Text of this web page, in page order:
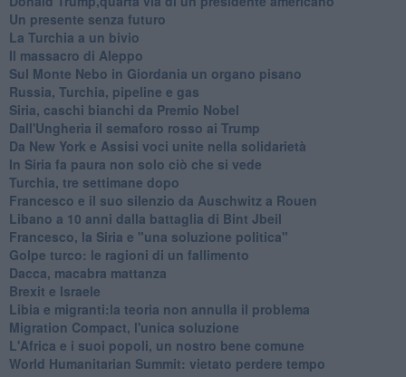
Un presente senza futuro
La Turchia a un bivio
Il massacro di Aleppo
Sul Monte Nebo in Giordania un organo pisano
Russia, Turchia, pipeline e gas
Siria, caschi bianchi da Premio Nobel
Dall'Ungheria il semaforo rosso ai Trump
Da New York e Assisi voci unite nella solidarietà
In Siria fa paura non solo ciò che si vede
Turchia, tre settimane dopo
Francesco e il suo silenzio da Auschwitz a Rouen
Libano a 10 anni dalla battaglia di Bint Jbeil
Francesco, la Siria e "una soluzione politica"
Golpe turco: le ragioni di un fallimento
Dacca, macabra mattanza
Brexit e Israele
Libia e migranti:la teoria non annulla il problema
Migration Compact, l'unica soluzione
L'Africa e i suoi popoli, un nostro bene comune
World Humanitarian Summit: vietato perdere tempo